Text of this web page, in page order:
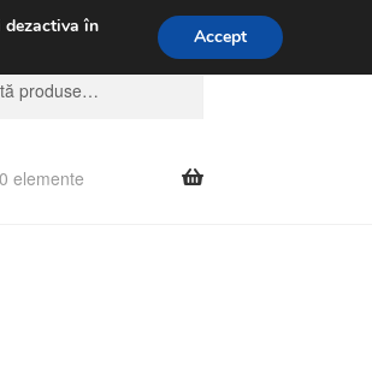
0 elemente
dezactiva în
Accept